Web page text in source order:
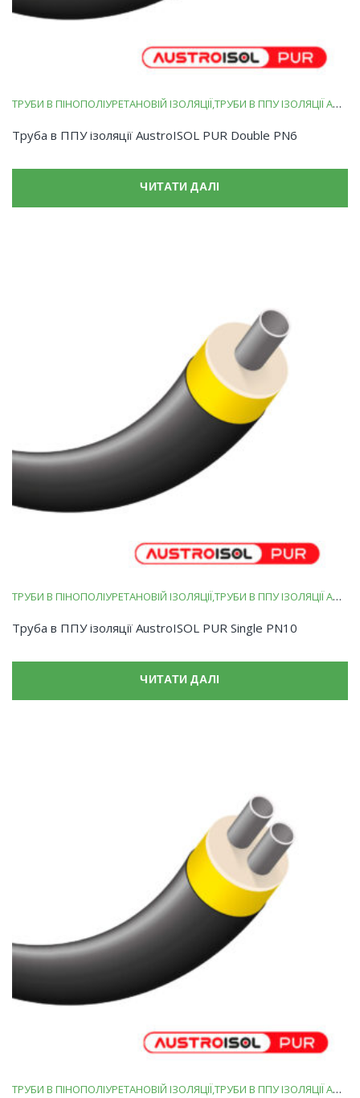
ТРУБИ В ПІНОПОЛІУРЕТАНОВІЙ ІЗОЛЯЦІЇТРУБИ В ППУ ІЗОЛЯЦІЇ AUSTROISOL PUR
Труба в ППУ ізоляції AustroISOL PUR Double PN6
ЧИТАТИ ДАЛІ
ТРУБИ В ПІНОПОЛІУРЕТАНОВІЙ ІЗОЛЯЦІЇТРУБИ В ППУ ІЗОЛЯЦІЇ AUSTROISOL PUR
Труба в ППУ ізоляції AustroISOL PUR Single PN10
ЧИТАТИ ДАЛІ
ТРУБИ В ПІНОПОЛІУРЕТАНОВІЙ ІЗОЛЯЦІЇТРУБИ В ППУ ІЗОЛЯЦІЇ AUSTROISOL PUR